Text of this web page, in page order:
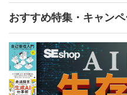
おすすめ特集・キャン